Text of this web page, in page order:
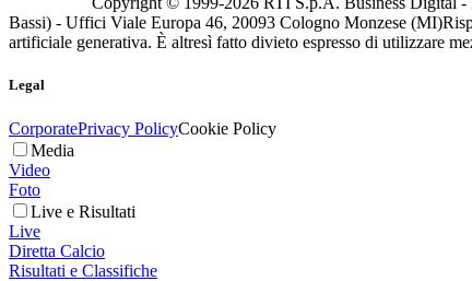
Bassi) - Uffici Viale Europa 46, 20093 Cologno Monzese (MI)
artificiale generativa. È altresì fatto divieto espresso di utilizzare
Legal
CorporatePrivacy PolicyCookie Policy
Media
Video
Foto
Live e Risultati
Live
Diretta Calcio
Risultati e Classifiche